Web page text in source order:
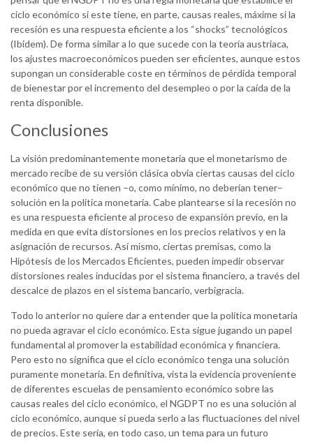
ciclo económico si este tiene, en parte, causas reales, máxime si la
recesión es una respuesta eficiente a los “shocks” tecnológicos
(Ibidem). De forma similar a lo que sucede con la teoría austriaca,
los ajustes macroeconómicos pueden ser eficientes, aunque estos
supongan un considerable coste en términos de pérdida temporal
de bienestar por el incremento del desempleo o por la caída de la
renta disponible.
Conclusiones
La visión predominantemente monetaria que el monetarismo de
mercado recibe de su versión clásica obvia ciertas causas del ciclo
económico que no tienen –o, como mínimo, no deberían tener–
solución en la política monetaria. Cabe plantearse si la recesión no
es una respuesta eficiente al proceso de expansión previo, en la
medida en que evita distorsiones en los precios relativos y en la
asignación de recursos. Así mismo, ciertas premisas, como la
Hipótesis de los Mercados Eficientes, pueden impedir observar
distorsiones reales inducidas por el sistema financiero, a través del
descalce de plazos en el sistema bancario, verbigracia.
Todo lo anterior no quiere dar a entender que la política monetaria
no pueda agravar el ciclo económico. Esta sigue jugando un papel
fundamental al promover la estabilidad económica y financiera.
Pero esto no significa que el ciclo económico tenga una solución
puramente monetaria. En definitiva, vista la evidencia proveniente
de diferentes escuelas de pensamiento económico sobre las
causas reales del ciclo económico, el NGDPT no es una solución al
ciclo económico, aunque si pueda serlo a las fluctuaciones del nivel
de precios. Este sería, en todo caso, un tema para un futuro